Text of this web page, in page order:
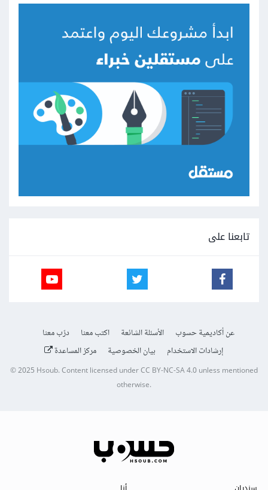
تابعنا على
عن أكاديمية حسوب الأسئلة الشائعة اكتب معنا
درّب معنا
إرشادات الاستخدام
بيان الخصوصية مركز المساعدة
© 2025Hsoub.Content licensed underCC BY-NC-SA 4.0unless mentioned
otherwise.